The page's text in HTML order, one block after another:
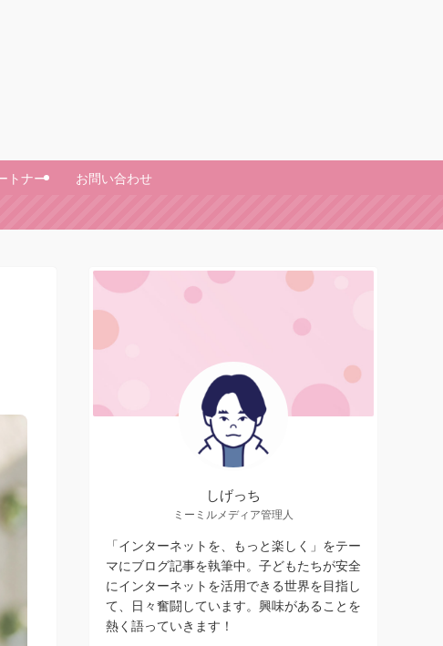
トナー
お問い合わせ
しげっち
ミーミルメディア管理人
「インターネットを、もっと楽しく」をテー
マにブログ記事を執筆中。子どもたちが安全
にインターネットを活用できる世界を目指し
て、日々奮闘しています。興味があることを
熱く語っていきます！